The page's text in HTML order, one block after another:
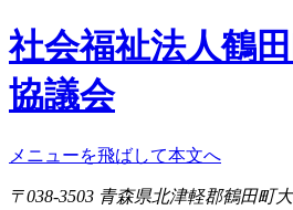
社会福祉法人鶴
協議会
メニューを飛ばして本文へ
〒038-3503 青森県北津軽郡鶴田町